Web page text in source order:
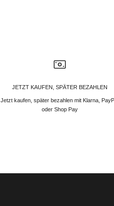
JETZT KAUFEN, SPÄTER BEZAHLEN
Jetzt kaufen, später bezahlen mit Klarna,
oder Shop Pay